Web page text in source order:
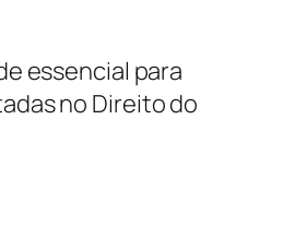
essencial para
no Direito do